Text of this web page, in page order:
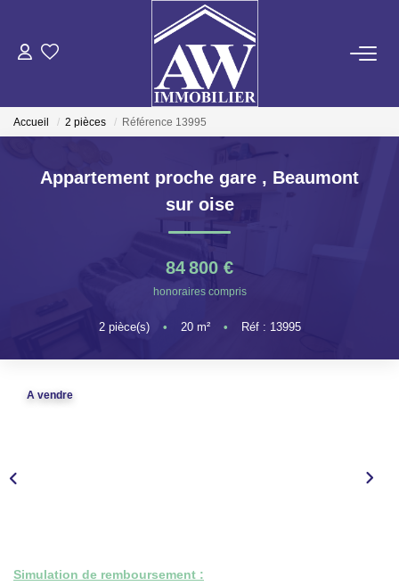
ACHETER
ESTIMER
ON RECRUTE !
Accueil 2 pièces Référence 13995
Appartement proche gare , Beaumont
sur oise
84 800 €
honoraires compris
2pièce(s) • 20m² • Réf : 13995
A vendre
Simulation de remboursement :